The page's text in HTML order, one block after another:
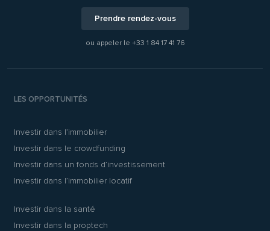
Prendre rendez-vous
ou appeler le +33 1 84 17 41 76
LES OPPORTUNITÉS
Investir dans l’immobilier
Investir dans le crowdfunding
Investir dans un fonds d’investissement
Investir dans l’immobilier locatif
Investir dans la santé
Investir dans la proptech